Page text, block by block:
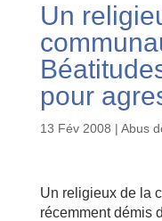
Un
pour
13 Fév 2008 | Abus
Un religieux de la
récemment démis